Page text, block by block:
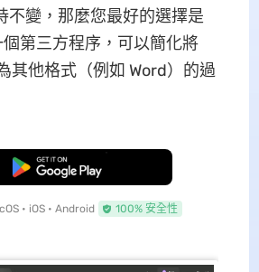
不變，那麼您最好的選擇是
個第三方程序，可以簡化將
其他格式（例如 Word）的過
免費下載
• iOS • Android 100% 安全性